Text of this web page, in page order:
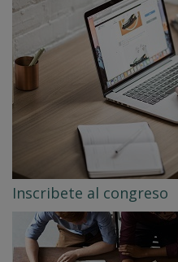
Inscribete al congreso